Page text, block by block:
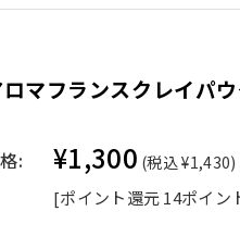
ロマフランスクレイパ
: ¥1,300 (税込 ¥1,430)
[ポイント還元 14ポイン